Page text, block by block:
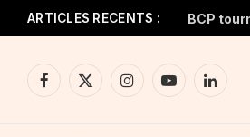
ARTICLES RECENTS : BCP
Facebook
X
InstagramYouTube